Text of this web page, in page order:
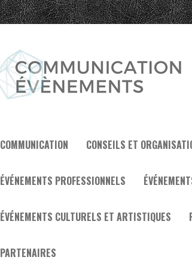
COMMUNICATION CONSEILS ET
ÉVÉNEMENTS PROFESSIONNELS
ÉVÉNEMENTS CULTURELS ET ARTISTIQUES
PARTENAIRES